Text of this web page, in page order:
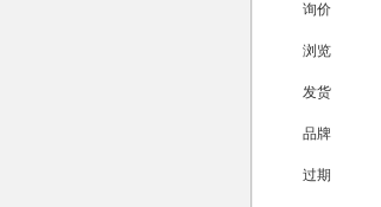
询价
浏览
发货
品牌
过期